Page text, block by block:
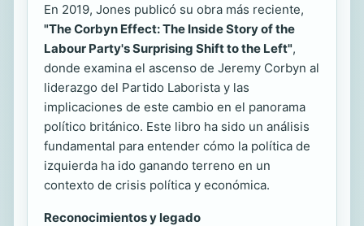
En 2019, Jones publicó su obra más reciente,
"The Corbyn Effect: The Inside Story of the
Labour Party's Surprising Shift to the Left",
donde examina el ascenso de Jeremy Corbyn al
liderazgo del Partido Laborista y las
implicaciones de este cambio en el panorama
político británico. Este libro ha sido un análisis
fundamental para entender cómo la política de
izquierda ha ido ganando terreno en un
contexto de crisis política y económica.
Reconocimientos y legado